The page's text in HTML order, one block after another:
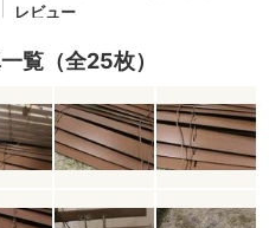
覧（全25枚）